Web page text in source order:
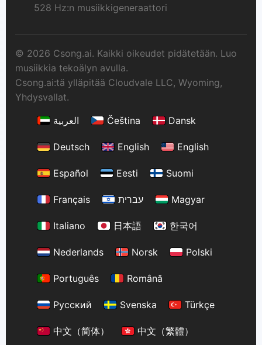
528 Hz:n musiikkigeneraattori
© 2026 Csong.ai. Kaikki oikeudet pidätetään. Luo
musiikkia tekoälyn avulla.
Csong.ai:tä ylläpitää Cloudvale LLC, Wyoming,
Yhdysvallat.
العربية
Čeština Dansk
Deutsch English English
Español Eesti Suomi
Français עברית Magyar
Italiano 日本語 한국어
Nederlands Norsk Polski
Português Română
Русский Svenska Türkçe
中文（简体） 中文（繁體）